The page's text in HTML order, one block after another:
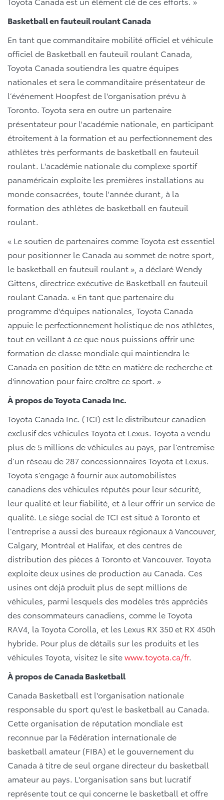
Basketball en fauteuil roulant Canada
En tant que commanditaire mobilité officiel et véhicule
officiel de Basketball en fauteuil roulant Canada,
Toyota Canada soutiendra les quatre équipes
nationales et sera le commanditaire présentateur de
l’événement Hoopfest de l'organisation prévu à
Toronto. Toyota sera en outre un partenaire
présentateur pour l'académie nationale, en participant
étroitement à la formation et au perfectionnement des
athlètes très performants de basketball en fauteuil
roulant. L'académie nationale du complexe sportif
panaméricain exploite les premières installations au
monde consacrées, toute l'année durant, à la
formation des athlètes de basketball en fauteuil
roulant.
« Le soutien de partenaires comme Toyota est essentiel
pour positionner le Canada au sommet de notre sport,
le basketball en fauteuil roulant », a déclaré Wendy
Gittens, directrice exécutive de Basketball en fauteuil
roulant Canada. « En tant que partenaire du
programme d'équipes nationales, Toyota Canada
appuie le perfectionnement holistique de nos athlètes,
tout en veillant à ce que nous puissions offrir une
formation de classe mondiale qui maintiendra le
Canada en position de tête en matière de recherche et
d'innovation pour faire croître ce sport. »
À propos de Toyota Canada Inc.
Toyota Canada Inc. (TCI) est le distributeur canadien
exclusif des véhicules Toyota et Lexus. Toyota a vendu
plus de 5 millions de véhicules au pays, par l’entremise
d’un réseau de 287 concessionnaires Toyota et Lexus.
Toyota s’engage à fournir aux automobilistes
canadiens des véhicules réputés pour leur sécurité,
leur qualité et leur fiabilité, et à leur offrir un service de
qualité. Le siège social de TCI est situé à Toronto et
l’entreprise a aussi des bureaux régionaux à Vancouver,
Calgary, Montréal et Halifax, et des centres de
distribution des pièces à Toronto et Vancouver. Toyota
exploite deux usines de production au Canada. Ces
usines ont déjà produit plus de sept millions de
véhicules, parmi lesquels des modèles très appréciés
des consommateurs canadiens, comme le Toyota
RAV4, la Toyota Corolla, et les Lexus RX 350 et RX 450h
hybride. Pour plus de détails sur les produits et les
véhicules Toyota, visitez le sitewww.toyota.ca/fr.
À propos de Canada Basketball
Canada Basketball est l'organisation nationale
responsable du sport qu'est le basketball au Canada.
Cette organisation de réputation mondiale est
reconnue par la Fédération internationale de
basketball amateur (FIBA) et le gouvernement du
Canada à titre de seul organe directeur du basketball
amateur au pays. L'organisation sans but lucratif
représente tout ce qui concerne le basketball et offre